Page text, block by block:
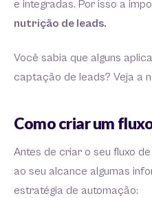
e integradas. Por isso a
nutrição de leads.
Você sabia que alguns
captação de leads? Veja a
Como criar um
Antes de criar o seu fluxo
ao seu alcance algumas
estratégia de automação: